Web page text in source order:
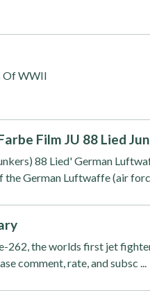
Of WWII
Film JU 88 Lied
88 Lied' German
German Luftwaffe (air
262, the worlds first jet
comment, rate, and subsc ...